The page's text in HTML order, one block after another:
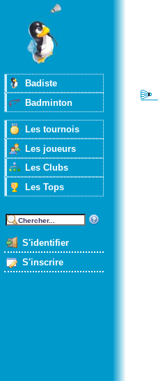
Badiste
Badminton
Les tournois
Les joueurs
Les Clubs
Les Tops
S'identifier
S'inscrire